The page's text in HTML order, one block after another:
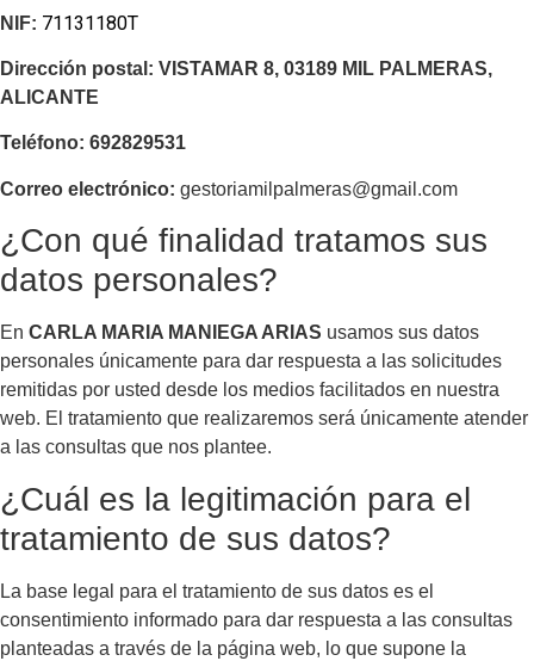
NIF: 71131180T
Dirección postal: VISTAMAR 8, 03189 MIL PALMERAS,
ALICANTE
Teléfono: 692829531
Correo electrónico: gestoriamilpalmeras@gmail.com
¿Con qué finalidad tratamos sus
datos personales?
En CARLA MARIA MANIEGA ARIAS usamos sus datos
personales únicamente para dar respuesta a las solicitudes
remitidas por usted desde los medios facilitados en nuestra
web. El tratamiento que realizaremos será únicamente atender
a las consultas que nos plantee.
¿Cuál es la legitimación para el
tratamiento de sus datos?
La base legal para el tratamiento de sus datos es el
consentimiento informado para dar respuesta a las consultas
planteadas a través de la página web, lo que supone la